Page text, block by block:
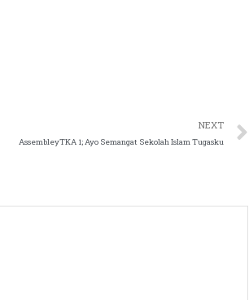
NEXT
AssembleyTKA 1; Ayo Semangat Sekolah Islam Tugasku